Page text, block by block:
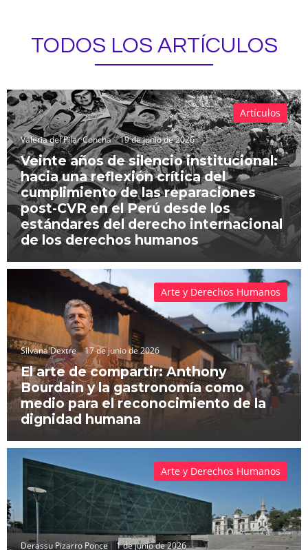
TODOS LOS ARTÍCULOS
Valeria del Pilar Concha 19 de junio de 2026
Veinte años de silencio institucional:
hacia una reflexión crítica del
cumplimiento de las reparaciones
post-CVR en el Perú desde los
estándares del derecho internacional
de los derechos humanos
Artículos
Silvana Dextre 17 de junio de 2026
El arte de compartir: Anthony
Bourdain y la gastronomía como
medio para el reconocimiento de la
dignidad humana
Arte y Derechos Humanos
Derassu Pizarro Ponce 1 de junio de 2026
Arte y Derechos Humanos